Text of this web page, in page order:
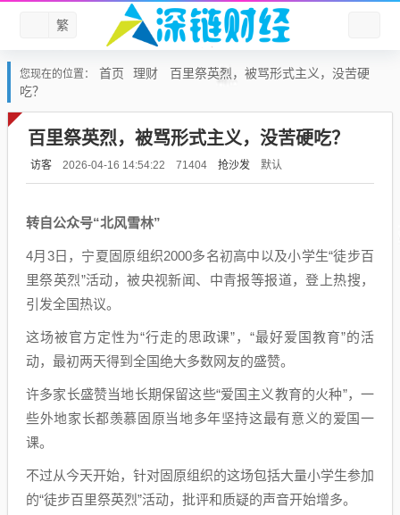
繁
您现在的位置： 首页 理财
百里祭英烈，被骂形式主义，没苦硬
吃？
百里祭英烈，被骂形式主义，没苦硬吃？
访客 2026-04-16 14:54:22 71404 抢沙发 默认
转自公众号“北风雪林”
4月3日，宁夏固原组织2000多名初高中以及小学生“徒步百
里祭英烈”活动，被央视新闻、中青报等报道，登上热搜，
引发全国热议。
这场被官方定性为“行走的思政课”，“最好爱国教育”的活
动，最初两天得到全国绝大多数网友的盛赞。
许多家长盛赞当地长期保留这些“爱国主义教育的火种”，一
些外地家长都羡慕固原当地多年坚持这最有意义的爱国一
课。
不过从今天开始，针对固原组织的这场包括大量小学生参加
的“徒步百里祭英烈”活动，批评和质疑的声音开始增多。